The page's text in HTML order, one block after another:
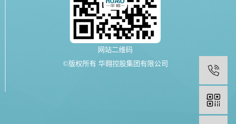
网站二维码
©版权所有 华翱控股集团有限公司